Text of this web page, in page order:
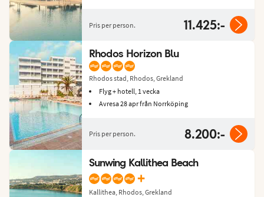
Pris per person. 11.425:-
Rhodos Horizon Blu
Rhodos stad, Rhodos, Grekland
Flyg + hotell, 1 vecka
Avresa 28 apr från Norrköping
Pris per person. 8.200:-
Sunwing Kallithea Beach
+
Kallithea, Rhodos, Grekland